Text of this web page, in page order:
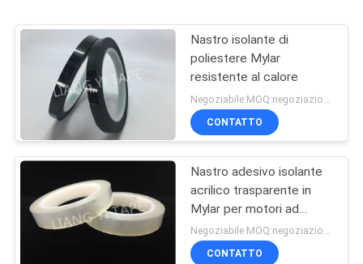
Nastro isolante di
poliestere Mylar
resistente al calore
CONTATTO
Nastro adesivo isolante
acrilico trasparente in
Mylar per motori ad
albero schermato
Negoziabile MOQ:negoziazione
CONTATTO